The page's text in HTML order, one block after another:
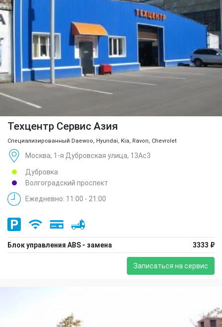
Техцентр Сервис Азия
Специализированный Daewoo, Hyundai, Kia, Ravon, Chevrolet
Москва, 1-я Дубровская улица, 13Ас3
Дубровка
Волгоградский проспект
Ежедневно: 11:00 - 21:00
Блок управления ABS - замена 3333 ₽
Записаться на сервис